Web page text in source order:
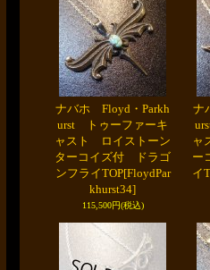
ナバホ Floyd・Parkh
urst トゥーファーキ
ャスト ロイストーン
ターコイズ付 ドラゴ
ンフライTOP[FloydPar
khurst34]
115,500円(税込)
ナ
ャ
ー
イ